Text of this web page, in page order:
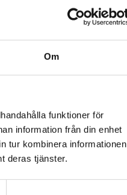
Om
funktioner för
information från din enhet
tur kombinera informationen
deras tjänster.